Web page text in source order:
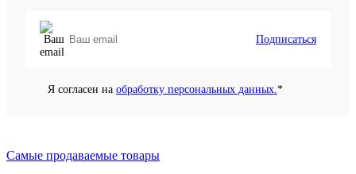
Подписаться
Я согласен на обработку персональных данных. *
Самые продаваемые товары